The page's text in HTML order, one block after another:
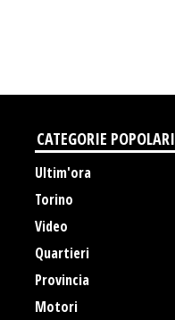
CATEGORIE POPOLARI
Ultim'ora
Torino
Video
Quartieri
Provincia
Motori